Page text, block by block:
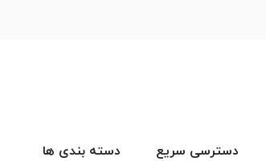
دسترسی سریع دسته بندی ها